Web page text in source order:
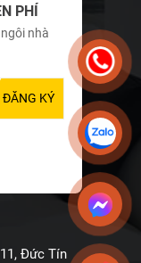
PHÍ
nhà
Đức Tín